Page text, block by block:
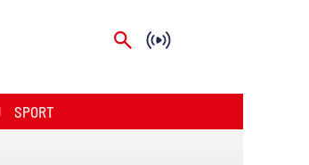
SPORT